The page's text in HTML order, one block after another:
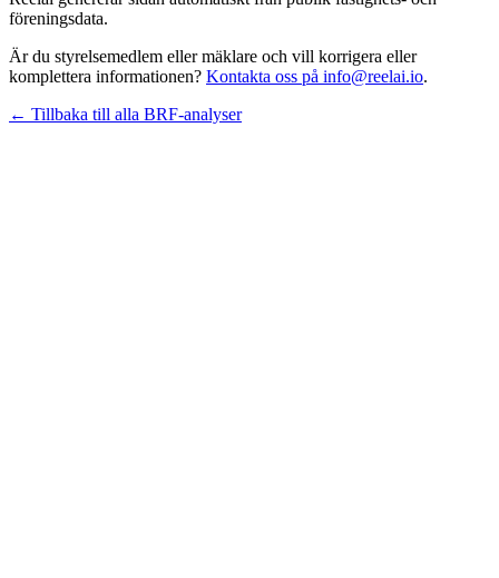
föreningsdata.
Är du styrelsemedlem eller mäklare och vill korrigera eller
komplettera informationen? Kontakta oss på info@reelai.io.
← Tillbaka till alla BRF-analyser